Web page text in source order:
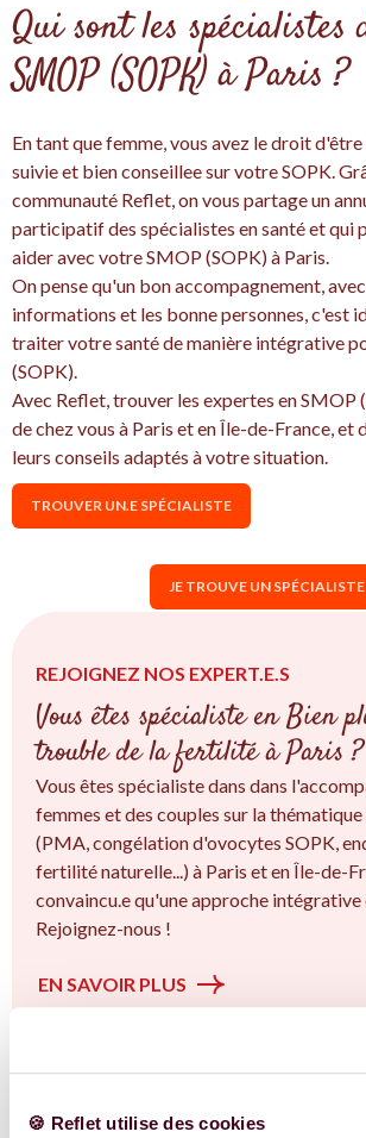
🍪 Reflet utilise des cookies
Qui sont les spécialistes
SMOP (SOPK) à Paris ?
En tant que femme, vous avez le droit
suivie et bien conseillee sur votre SOPK.
communauté Reflet, on vous partage un
participatif des spécialistes en santé et qui
aider avec votre SMOP (SOPK) à Paris.
On pense qu'un bon accompagnement,
informations et les bonne personnes, c'est
traiter votre santé de manière intégrative
(SOPK).
Avec Reflet, trouver les expertes en SMOP
de chez vous à Paris et en Île-de-France, et
leurs conseils adaptés à votre situation.
TROUVER UN.E SPÉCIALISTE
JE TROUVE UN SPÉCIALISTE
REJOIGNEZ NOS EXPERT.E.S
Vous êtes spécialiste en Bien
trouble de la fertilité à Paris ?
Vous êtes spécialiste dans dans
femmes et des couples sur la
(PMA, congélation d'ovocytes SOPK,
fertilité naturelle...) à Paris et en Île-de-
convaincu.e qu'une approche intégrative
Rejoignez-nous !
EN SAVOIR PLUS